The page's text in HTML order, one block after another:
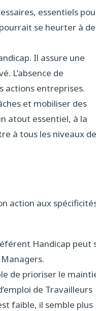
essentiels
se heurter à
Il assure une
L’absence de
actions entreprises.
et mobiliser des
atout essentiel, à la
à tous les niveaux de
action aux
Handicap peut
de prioriser le
de Travailleurs
faible, il semble plus